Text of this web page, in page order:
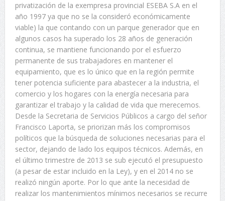
privatización de la exempresa provincial ESEBA S.A en el
año 1997 ya que no se la consideró económicamente
viable) la que contando con un parque generador que en
algunos casos ha superado los 28 años de generación
continua, se mantiene funcionando por el esfuerzo
permanente de sus trabajadores en mantener el
equipamiento, que es lo único que en la región permite
tener potencia suficiente para abastecer a la industria, el
comercio y los hogares con la energía necesaria para
garantizar el trabajo y la calidad de vida que merecemos.
Desde la Secretaria de Servicios Públicos a cargo del señor
Francisco Laporta, se priorizan más los compromisos
políticos que la búsqueda de soluciones necesarias para el
sector, dejando de lado los equipos técnicos. Además, en
el último trimestre de 2013 se sub ejecutó el presupuesto
(a pesar de estar incluido en la Ley), y en el 2014 no se
realizó ningún aporte. Por lo que ante la necesidad de
realizar los mantenimientos mínimos necesarios se recurre